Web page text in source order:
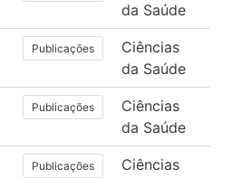
da Saúde
Publicações
Ciências
da Saúde
Publicações
Ciências
da Saúde
Publicações
Ciências